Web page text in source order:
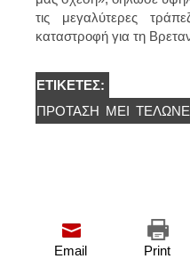
τις μεγαλύτερες
καταστροφή για τη
ΕΤΙΚΈΤΕΣ:
ΠΡΌΤΑΣΗ ΜΕΙ
Print
Email